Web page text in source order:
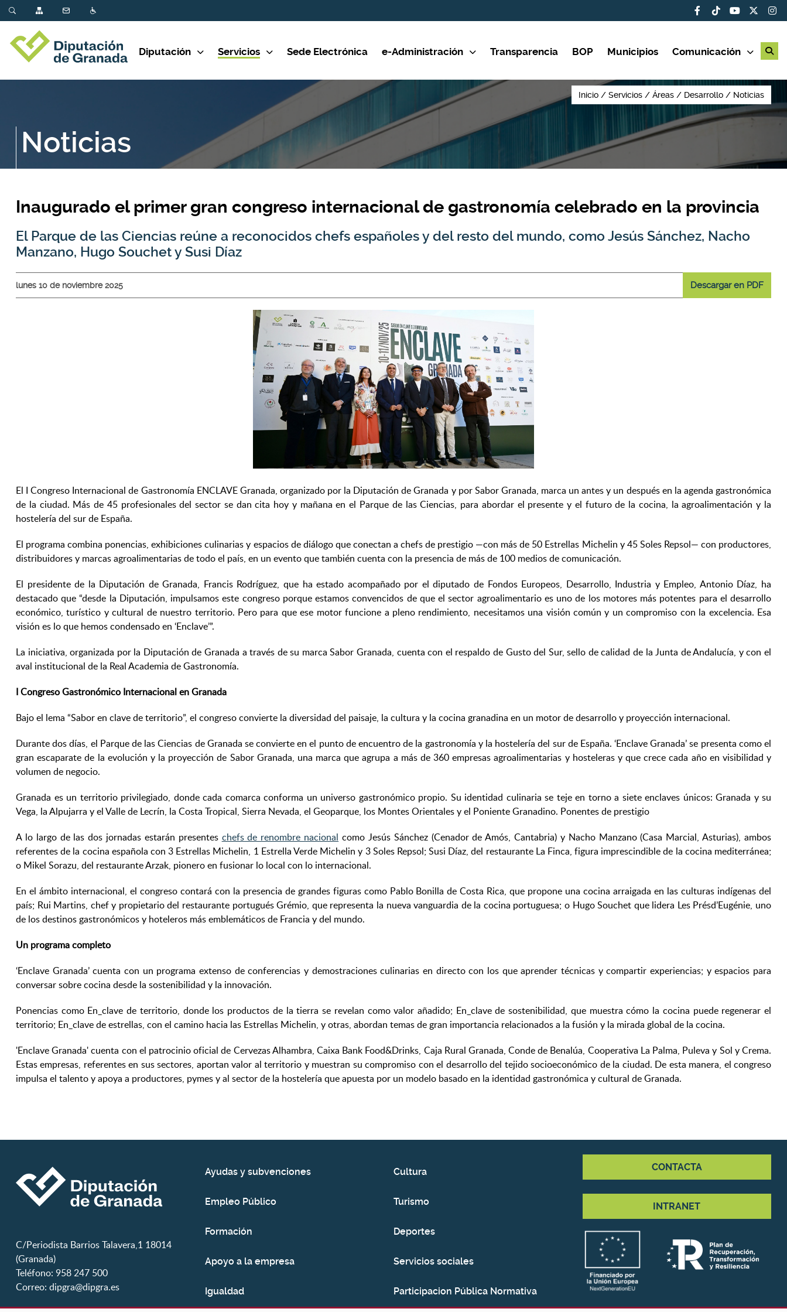
Diputación Servicios Sede Electrónica e-Administración Transparencia BOP Municipios Comunicación
Noticias
Inicio Servicios Áreas Desarrollo Noticias
Inaugurado el primer gran congreso internacional de gastronomía celebrado en la provincia
El Parque de las Ciencias reúne a reconocidos chefs españoles y del resto del mundo, como Jesús Sánchez, Nacho
Manzano, Hugo Souchet y Susi Díaz
lunes 10 de noviembre 2025 Descargar en PDF
El I Congreso Internacional de Gastronomía ENCLAVE Granada, organizado por la Diputación de Granada y por Sabor Granada, marca un antes y un después en la agenda gastronómica
de la ciudad. Más de 45 profesionales del sector se dan cita hoy y mañana en el Parque de las Ciencias, para abordar el presente y el futuro de la cocina, la agroalimentación y la
hostelería del sur de España.
El programa combina ponencias, exhibiciones culinarias y espacios de diálogo que conectan a chefs de prestigio —con más de 50 Estrellas Michelin y 45 Soles Repsol— con productores,
distribuidores y marcas agroalimentarias de todo el país, en un evento que también cuenta con la presencia de más de 100 medios de comunicación.
El presidente de la Diputación de Granada, Francis Rodríguez, que ha estado acompañado por el diputado de Fondos Europeos, Desarrollo, Industria y Empleo, Antonio Díaz, ha
destacado que “desde la Diputación, impulsamos este congreso porque estamos convencidos de que el sector agroalimentario es uno de los motores más potentes para el desarrollo
económico, turístico y cultural de nuestro territorio. Pero para que ese motor funcione a pleno rendimiento, necesitamos una visión común y un compromiso con la excelencia. Esa
visión es lo que hemos condensado en ‘Enclave’”.
La iniciativa, organizada por la Diputación de Granada a través de su marca Sabor Granada, cuenta con el respaldo de Gusto del Sur, sello de calidad de la Junta de Andalucía, y con el
aval institucional de la Real Academia de Gastronomía.
I Congreso Gastronómico Internacional en Granada
Bajo el lema “Sabor en clave de territorio”, el congreso convierte la diversidad del paisaje, la cultura y la cocina granadina en un motor de desarrollo y proyección internacional.
Durante dos días, el Parque de las Ciencias de Granada se convierte en el punto de encuentro de la gastronomía y la hostelería del sur de España. ‘Enclave Granada’ se presenta como el
gran escaparate de la evolución y la proyección de Sabor Granada, una marca que agrupa a más de 360 empresas agroalimentarias y hosteleras y que crece cada año en visibilidad y
volumen de negocio.
Granada es un territorio privilegiado, donde cada comarca conforma un universo gastronómico propio. Su identidad culinaria se teje en torno a siete enclaves únicos: Granada y su
Vega, la Alpujarra y el Valle de Lecrín, la Costa Tropical, Sierra Nevada, el Geoparque, los Montes Orientales y el Poniente Granadino. Ponentes de prestigio
A lo largo de las dos jornadas estarán presentes chefs de renombre nacional como Jesús Sánchez (Cenador de Amós, Cantabria) y Nacho Manzano (Casa Marcial, Asturias), ambos
referentes de la cocina española con 3 Estrellas Michelin, 1 Estrella Verde Michelin y 3 Soles Repsol; Susi Díaz, del restaurante La Finca, figura imprescindible de la cocina mediterránea;
o Mikel Sorazu, del restaurante Arzak, pionero en fusionar lo local con lo internacional.
En el ámbito internacional, el congreso contará con la presencia de grandes figuras como Pablo Bonilla de Costa Rica, que propone una cocina arraigada en las culturas indígenas del
país; Rui Martins, chef y propietario del restaurante portugués Grémio, que representa la nueva vanguardia de la cocina portuguesa; o Hugo Souchet que lidera Les Présd’Eugénie, uno
de los destinos gastronómicos y hoteleros más emblemáticos de Francia y del mundo.
Un programa completo
‘Enclave Granada’ cuenta con un programa extenso de conferencias y demostraciones culinarias en directo con los que aprender técnicas y compartir experiencias; y espacios para
conversar sobre cocina desde la sostenibilidad y la innovación.
Ponencias como En_clave de territorio, donde los productos de la tierra se revelan como valor añadido; En_clave de sostenibilidad, que muestra cómo la cocina puede regenerar el
territorio; En_clave de estrellas, con el camino hacia las Estrellas Michelin, y otras, abordan temas de gran importancia relacionados a la fusión y la mirada global de la cocina.
'Enclave Granada' cuenta con el patrocinio oficial de Cervezas Alhambra, Caixa Bank Food&Drinks, Caja Rural Granada, Conde de Benalúa, Cooperativa La Palma, Puleva y Sol y Crema.
Estas empresas, referentes en sus sectores, aportan valor al territorio y muestran su compromiso con el desarrollo del tejido socioeconómico de la ciudad. De esta manera, el congreso
impulsa el talento y apoya a productores, pymes y al sector de la hostelería que apuesta por un modelo basado en la identidad gastronómica y cultural de Granada.
C/Periodista Barrios Talavera,1 18014
(Granada)
Teléfono: 958 247 500
Correo: dipgra@dipgra.es
Ayudas y subvenciones
Empleo Público
Formación
Apoyo a la empresa
Igualdad
Cultura
Turismo
Deportes
Servicios sociales
Participacion Pública Normativa
CONTACTA
INTRANET